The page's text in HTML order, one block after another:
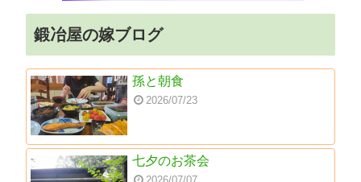
鍛冶屋の嫁ブログ
孫と朝食
2026/07/23
七夕のお茶会